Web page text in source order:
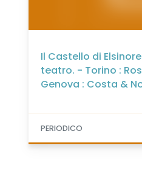
Il Castello di
teatro. - Torino :
Genova : Costa &
PERIODICO